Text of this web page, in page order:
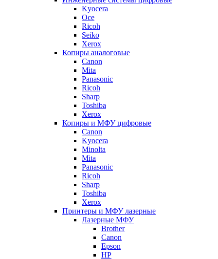
Kyocera
Oce
Ricoh
Seiko
Xerox
Копиры аналоговые
Canon
Mita
Panasonic
Ricoh
Sharp
Toshiba
Xerox
Копиры и МФУ цифровые
Canon
Kyocera
Minolta
Mita
Panasonic
Ricoh
Sharp
Toshiba
Xerox
Принтеры и МФУ лазерные
Лазерные МФУ
Brother
Canon
Epson
HP